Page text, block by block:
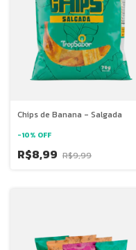
Chips de Banana - Salgada
-10% OFF
R$8,99 R$9,99